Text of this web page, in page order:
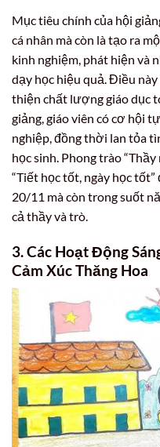
Mục tiêu chính của hội
cá nhân mà còn là tạo ra
kinh nghiệm, phát hiện và
dạy học hiệu quả. Điều
thiện chất lượng giáo dục
giảng, giáo viên có cơ hội
nghiệp, đồng thời lan tỏa
học sinh. Phong trào
“Tiết học tốt, ngày học
20/11 mà còn trong suốt
cả thầy và trò.
3. Các Hoạt Động
Cảm Xúc Thăng Hoa